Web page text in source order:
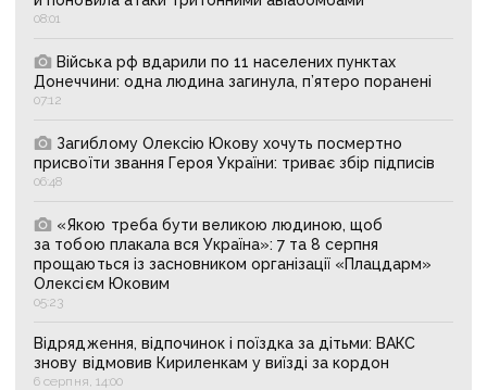
08:01
Війська рф вдарили по 11 населених пунктах
Донеччини: одна людина загинула, п’ятеро поранені
07:12
Загиблому Олексію Юкову хочуть посмертно
присвоїти звання Героя України: триває збір підписів
06:48
«Якою треба бути великою людиною, щоб
за тобою плакала вся Україна»: 7 та 8 серпня
прощаються із засновником організації «Плацдарм»
Олексієм Юковим
05:23
Відрядження, відпочинок і поїздка за дітьми: ВАКС
знову відмовив Кириленкам у виїзді за кордон
6 серпня, 14:00